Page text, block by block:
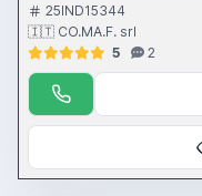
25IND15344
🇮🇹 CO.MA.F. srl
5
2